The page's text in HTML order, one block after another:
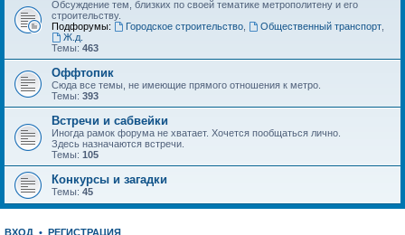
Обсуждение тем, близких по своей тематике метрополитену и его
строительству.
Подфорумы:
Городское строительство, Общественный транспорт,
Ж.д.
Темы: 463
Оффтопик
Сюда все темы, не имеющие прямого отношения к метро.
Темы: 393
Встречи и сабвейки
Иногда рамок форума не хватает. Хочется пообщаться лично.
Здесь назначаются встречи.
Темы: 105
Конкурсы и загадки
Темы: 45
ВХОД • РЕГИСТРАЦИЯ